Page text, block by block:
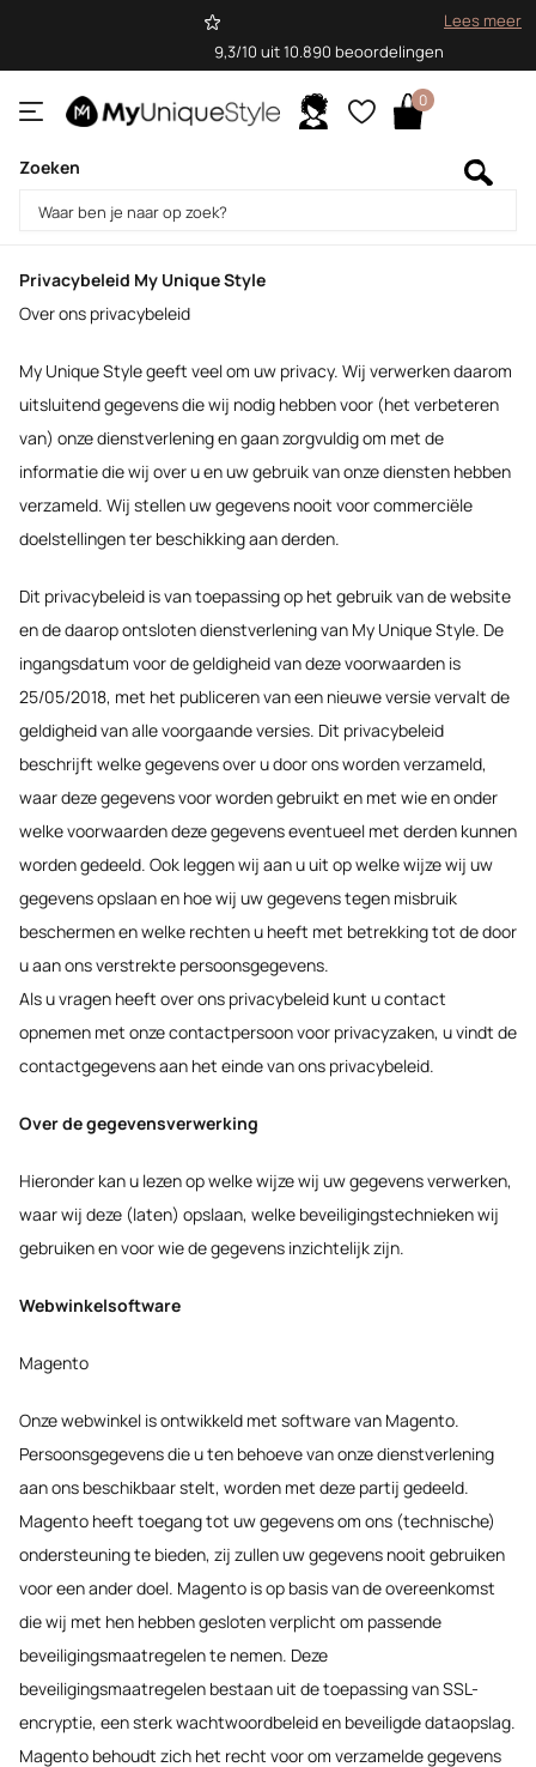
9,3/10 uit 10.890 beoordelingen
Lees meer
Zoeken
0
Homepage
Privacy Policy
Privacybeleid My Unique Style
Over ons privacybeleid
My Unique Style geeft veel om uw privacy. Wij verwerken daarom
uitsluitend gegevens die wij nodig hebben voor (het verbeteren
van) onze dienstverlening en gaan zorgvuldig om met de
informatie die wij over u en uw gebruik van onze diensten hebben
verzameld. Wij stellen uw gegevens nooit voor commerciële
doelstellingen ter beschikking aan derden.
Dit privacybeleid is van toepassing op het gebruik van de website
en de daarop ontsloten dienstverlening van My Unique Style. De
ingangsdatum voor de geldigheid van deze voorwaarden is
25/05/2018, met het publiceren van een nieuwe versie vervalt de
geldigheid van alle voorgaande versies. Dit privacybeleid
beschrijft welke gegevens over u door ons worden verzameld,
waar deze gegevens voor worden gebruikt en met wie en onder
welke voorwaarden deze gegevens eventueel met derden kunnen
worden gedeeld. Ook leggen wij aan u uit op welke wijze wij uw
gegevens opslaan en hoe wij uw gegevens tegen misbruik
beschermen en welke rechten u heeft met betrekking tot de door
u aan ons verstrekte persoonsgegevens.
Als u vragen heeft over ons privacybeleid kunt u contact
opnemen met onze contactpersoon voor privacyzaken, u vindt de
contactgegevens aan het einde van ons privacybeleid.
Over de gegevensverwerking
Hieronder kan u lezen op welke wijze wij uw gegevens verwerken,
waar wij deze (laten) opslaan, welke beveiligingstechnieken wij
gebruiken en voor wie de gegevens inzichtelijk zijn.
Webwinkelsoftware
Magento
Onze webwinkel is ontwikkeld met software van Magento.
Persoonsgegevens die u ten behoeve van onze dienstverlening
aan ons beschikbaar stelt, worden met deze partij gedeeld.
Magento heeft toegang tot uw gegevens om ons (technische)
ondersteuning te bieden, zij zullen uw gegevens nooit gebruiken
voor een ander doel. Magento is op basis van de overeenkomst
die wij met hen hebben gesloten verplicht om passende
beveiligingsmaatregelen te nemen. Deze
beveiligingsmaatregelen bestaan uit de toepassing van SSL-
encryptie, een sterk wachtwoordbeleid en beveiligde dataopslag.
Magento behoudt zich het recht voor om verzamelde gegevens